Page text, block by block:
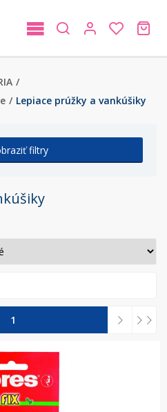
/
/ Lepiace prúžky a vankúšiky
1
filtry